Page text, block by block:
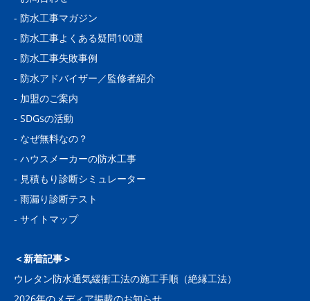
- 防水工事マガジン
- 防水工事よくある疑問100選
- 防水工事失敗事例
- 防水アドバイザー／監修者紹介
- 加盟のご案内
- SDGsの活動
- なぜ無料なの？
- ハウスメーカーの防水工事
- 見積もり診断シミュレーター
- 雨漏り診断テスト
- サイトマップ
＜新着記事＞
ウレタン防水通気緩衝工法の施工手順（絶縁工法）